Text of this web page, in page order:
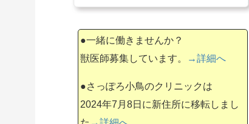
●一緒に働きませんか？
獣医師募集しています。
→詳細へ
●さっぽろ小鳥のクリニックは
2024年7月8日に新住所に移転しまし